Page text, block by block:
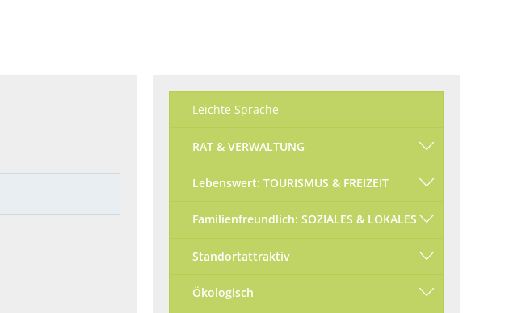
Leichte Sprache
RAT & VERWALTUNG
Lebenswert: TOURISMUS & FREIZEIT
Familienfreundlich: SOZIALES & LOKALES
Standortattraktiv
Ökologisch